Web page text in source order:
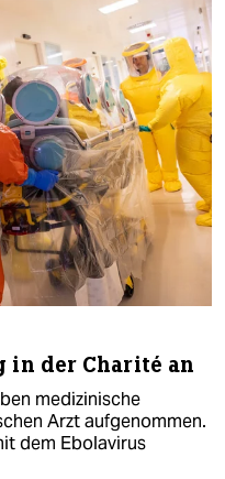
in der Charité an
medizinische
Arzt aufgenommen.
dem Ebolavirus